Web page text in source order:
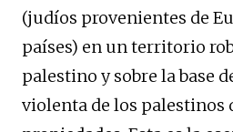
(judíos provenientes de
países) en un territorio
palestino y sobre la base
violenta de los palestinos